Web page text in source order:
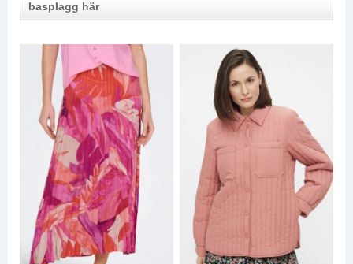
basplagg här